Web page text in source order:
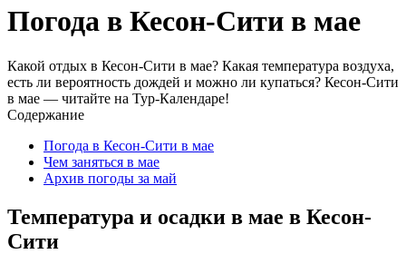
Погода в Кесон-Сити в мае
Какой отдых в Кесон-Сити в мае? Какая температура воздуха,
есть ли вероятность дождей и можно ли купаться? Кесон-Сити
в мае — читайте на Тур-Календаре!
Содержание
Погода в Кесон-Сити в мае
Чем заняться в мае
Архив погоды за май
Температура и осадки в мае в Кесон-
Сити